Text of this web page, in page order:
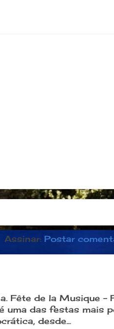
Assinar: Postar
Fête de la Musique -
uma das festas mais
desde...